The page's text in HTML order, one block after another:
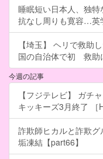
睡眠短い日本人、独
抗なし周りも寛容…英
【埼玉】 ヘリで救
国の自治体で初 救助
今週の記事
【フジテレビ】 ガチ
キッキーズ3月終了 ［
詐欺師ヒカルと詐欺
垢凍結【part66】